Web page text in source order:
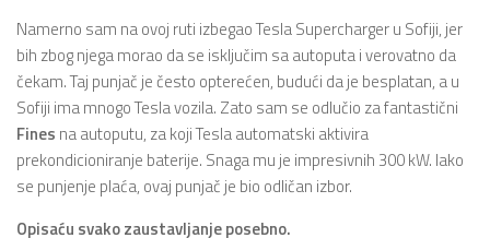
Namerno sam na ovoj ruti izbegao Tesla Supercharger u Sofiji, jer
bih zbog njega morao da se isključim sa autoputa i verovatno da
čekam. Taj punjač je često opterećen, budući da je besplatan, a u
Sofiji ima mnogo Tesla vozila. Zato sam se odlučio za fantastični
Fines na autoputu, za koji Tesla automatski aktivira
prekondicioniranje baterije. Snaga mu je impresivnih 300 kW. Iako
se punjenje plaća, ovaj punjač je bio odličan izbor.
Opisaću svako zaustavljanje posebno.